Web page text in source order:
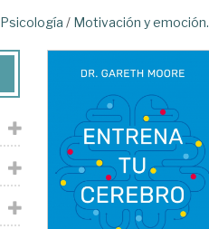
Psicología / Motivación y